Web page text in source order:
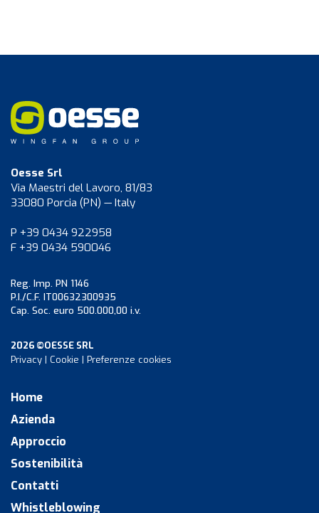
Oesse Srl
Via Maestri del Lavoro, 81/83
33080 Porcia (PN) — Italy
P +39 0434 922958
F +39 0434 590046
Reg. Imp. PN 1146
P.I./C.F. IT00632300935
Cap. Soc. euro 500.000,00 i.v.
2026 ©OESSE SRL
Privacy | Cookie | Preferenze cookies
Home
Azienda
Approccio
Sostenibilità
Contatti
Whistleblowing